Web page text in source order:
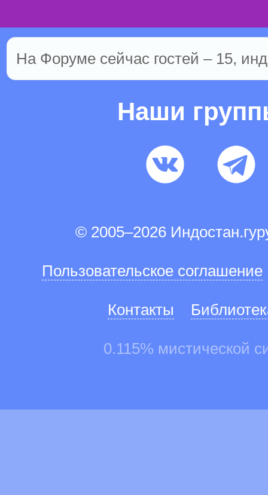
На Форуме сейчас гостей – 15,
Наши
© 2005–2026
Пользовательское соглашение
Контакты
0.115% мистической